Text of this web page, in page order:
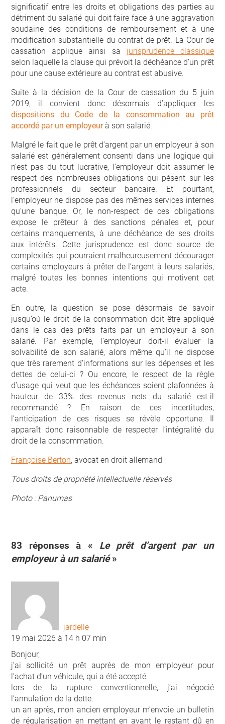
significatif entre les droits et obligations des parties au
détriment du salarié qui doit faire face à une aggravation
soudaine des conditions de remboursement et à une
modification substantielle du contrat de prêt. La Cour de
cassation applique ainsi sa jurisprudence classique
selon laquelle la clause qui prévoit la déchéance d’un prêt
pour une cause extérieure au contrat est abusive.
Suite à la décision de la Cour de cassation du 5 juin
2019, il convient donc désormais d’appliquer les
dispositions du Code de la consommation au prêt
accordé par un employeurà son salarié.
Malgré le fait que le prêt d’argent par un employeur à son
salarié est généralement consenti dans une logique qui
n’est pas du tout lucrative, l’employeur doit assumer le
respect des nombreuses obligations qui pèsent sur les
professionnels du secteur bancaire. Et pourtant,
l’employeur ne dispose pas des mêmes services internes
qu’une banque. Or, le non-respect de ces obligations
expose le prêteur à des sanctions pénales et, pour
certains manquements, à une déchéance de ses droits
aux intérêts. Cette jurisprudence est donc source de
complexités qui pourraient malheureusement décourager
certains employeurs à prêter de l’argent à leurs salariés,
malgré toutes les bonnes intentions qui motivent cet
acte.
En outre, la question se pose désormais de savoir
jusqu’où le droit de la consommation doit être appliqué
dans le cas des prêts faits par un employeur à son
salarié. Par exemple, l’employeur doit-il évaluer la
solvabilité de son salarié, alors même qu’il ne dispose
que très rarement d’informations sur les dépenses et les
dettes de celui-ci ? Ou encore, le respect de la règle
d’usage qui veut que les échéances soient plafonnées à
hauteur de 33% des revenus nets du salarié est-il
recommandé ? En raison de ces incertitudes,
l’anticipation de ces risques se révèle opportune. Il
apparaît donc raisonnable de respecter l’intégralité du
droit de la consommation.
Françoise Berton, avocat en droit allemand
Tous droits de propriété intellectuelle réservés
Photo : Panumas
83 réponses à « Le prêt d’argent par un
employeur à un salarié»
jardelle
19 mai 2026 à 14 h 07 min
Bonjour,
j’ai sollicité un prêt auprès de mon employeur pour
l’achat d’un véhicule, qui a été accepté.
lors de la rupture conventionnelle, j’ai négocié
l’annulation de la dette.
un an après, mon ancien employeur m’envoie un bulletin
de régularisation en mettant en avant le restant dû en